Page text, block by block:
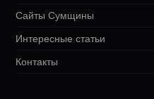
Сайты Сумщины
Интересные статьи
Контакты